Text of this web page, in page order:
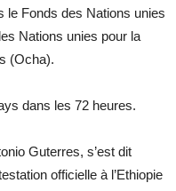
le Fonds des Nations unies
Nations unies pour la
(Ocha).
dans les 72 heures.
Guterres, s’est dit
officielle à l’Ethiopie